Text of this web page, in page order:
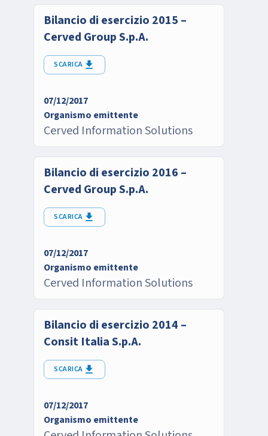
Bilancio di esercizio 2015 –
Cerved Group S.p.A.
SCARICA
07/12/2017
Organismo emittente
Cerved Information Solutions
Bilancio di esercizio 2016 –
Cerved Group S.p.A.
SCARICA
07/12/2017
Organismo emittente
Cerved Information Solutions
Bilancio di esercizio 2014 –
Consit Italia S.p.A.
SCARICA
07/12/2017
Organismo emittente